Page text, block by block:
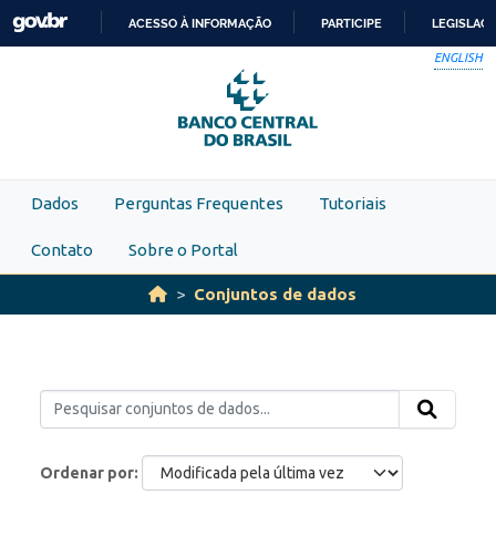
Skip to main content
PARA
O
CONTEÚDO
ACESSO À INFORMAÇÃO PARTICIPE
ENGLISH
Dados Perguntas Frequentes Tutoriais
Contato Sobre o Portal
Conjuntos de dados
Ordenar por